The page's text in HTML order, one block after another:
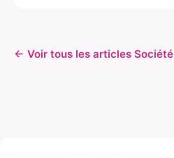
← Voir tous les articles Société